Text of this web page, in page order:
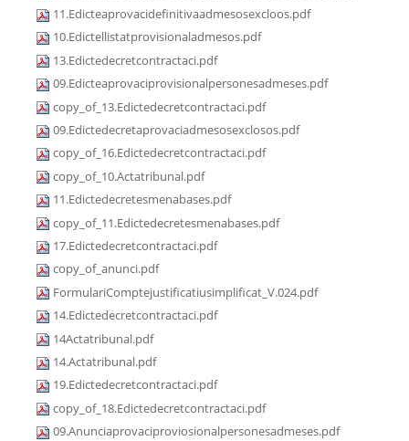
11.Edicteaprovacidefinitivaadmesosexcloos.pdf
10.Edictellistatprovisionaladmesos.pdf
13.Edictedecretcontractaci.pdf
09.Edicteaprovaciprovisionalpersonesadmeses.pdf
copy_of_13.Edictedecretcontractaci.pdf
09.Edictedecretaprovaciadmesosexclosos.pdf
copy_of_16.Edictedecretcontractaci.pdf
copy_of_10.Actatribunal.pdf
11.Edictedecretesmenabases.pdf
copy_of_11.Edictedecretesmenabases.pdf
17.Edictedecretcontractaci.pdf
copy_of_anunci.pdf
FormulariComptejustificatiusimplificat_V.024.pdf
14.Edictedecretcontractaci.pdf
14Actatribunal.pdf
14.Actatribunal.pdf
19.Edictedecretcontractaci.pdf
copy_of_18.Edictedecretcontractaci.pdf
09.Anunciaprovaciproviosionalpersonesadmeses.pdf